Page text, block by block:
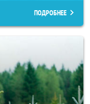
ПОДРОБНЕЕ